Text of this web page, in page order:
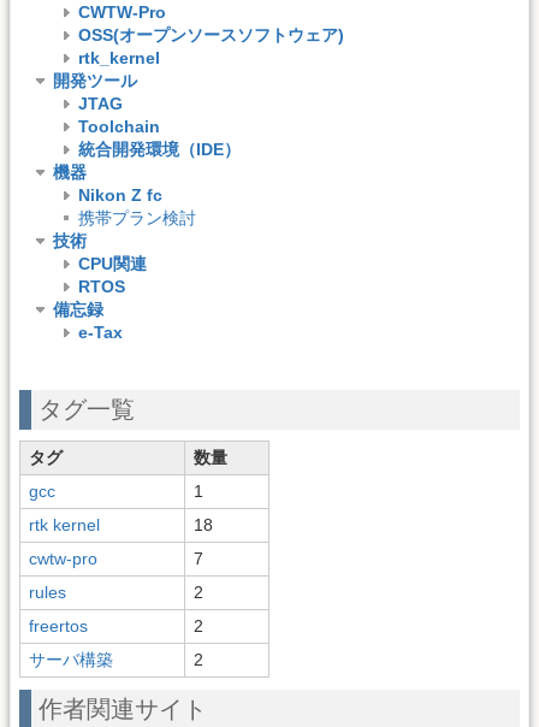
CWTW-Pro
OSS(オープンソースソフトウェア)
rtk_kernel
開発ツール
JTAG
Toolchain
統合開発環境（IDE）
機器
Nikon Z fc
携帯プラン検討
技術
CPU関連
RTOS
備忘録
e-Tax
タグ一覧
タグ
数量
gcc
1
rtk kernel
18
cwtw-pro
7
rules
2
freertos
2
サーバ構築
2
作者関連サイト